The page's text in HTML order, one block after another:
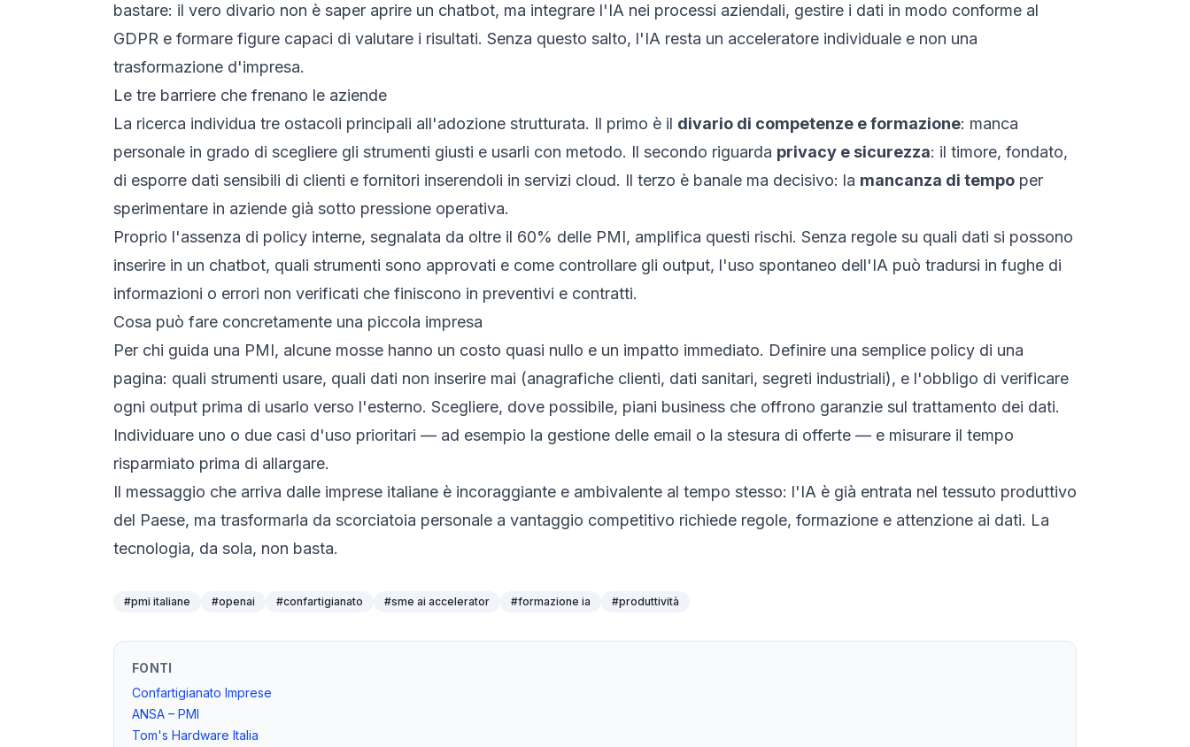
bastare: il vero divario non è saper aprire un chatbot, ma integrare l'IA nei processi aziendali, gestire i dati in modo conforme al
GDPR e formare figure capaci di valutare i risultati. Senza questo salto, l'IA resta un acceleratore individuale e non una
trasformazione d'impresa.
Le tre barriere che frenano le aziende
La ricerca individua tre ostacoli principali all'adozione strutturata. Il primo è il divario di competenze e formazione: manca
personale in grado di scegliere gli strumenti giusti e usarli con metodo. Il secondo riguarda privacy e sicurezza: il timore, fondato,
di esporre dati sensibili di clienti e fornitori inserendoli in servizi cloud. Il terzo è banale ma decisivo: la mancanza di tempo per
sperimentare in aziende già sotto pressione operativa.
Proprio l'assenza di policy interne, segnalata da oltre il 60% delle PMI, amplifica questi rischi. Senza regole su quali dati si possono
inserire in un chatbot, quali strumenti sono approvati e come controllare gli output, l'uso spontaneo dell'IA può tradursi in fughe di
informazioni o errori non verificati che finiscono in preventivi e contratti.
Cosa può fare concretamente una piccola impresa
Per chi guida una PMI, alcune mosse hanno un costo quasi nullo e un impatto immediato. Definire una semplice policy di una
pagina: quali strumenti usare, quali dati non inserire mai (anagrafiche clienti, dati sanitari, segreti industriali), e l'obbligo di verificare
ogni output prima di usarlo verso l'esterno. Scegliere, dove possibile, piani business che offrono garanzie sul trattamento dei dati.
Individuare uno o due casi d'uso prioritari — ad esempio la gestione delle email o la stesura di offerte — e misurare il tempo
risparmiato prima di allargare.
Il messaggio che arriva dalle imprese italiane è incoraggiante e ambivalente al tempo stesso: l'IA è già entrata nel tessuto produttivo
del Paese, ma trasformarla da scorciatoia personale a vantaggio competitivo richiede regole, formazione e attenzione ai dati. La
tecnologia, da sola, non basta.
#pmi italiane #openai #confartigianato #sme ai accelerator #formazione ia #produttività
FONTI
Confartigianato Imprese
ANSA – PMI
Tom's Hardware Italia